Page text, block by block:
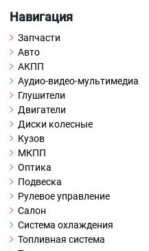
Навигация
Запчасти
Авто
АКПП
Аудио-видео-мультимедиа
Глушители
Двигатели
Диски колесные
Кузов
МКПП
Оптика
Подвеска
Рулевое управление
Салон
Система охлаждения
Топливная система